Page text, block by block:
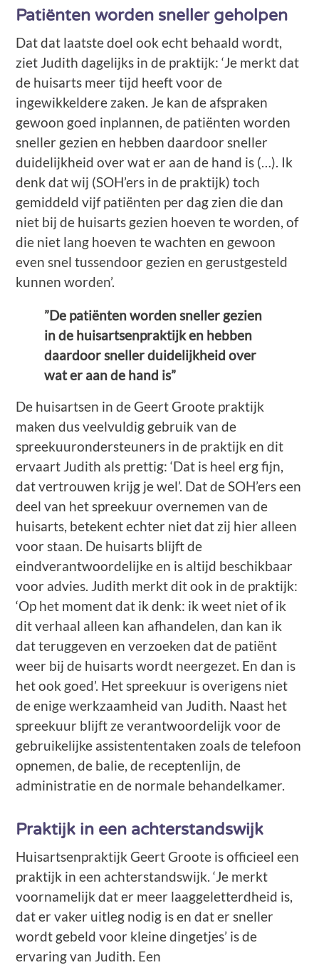
Patiënten worden sneller geholpen
Dat dat laatste doel ook echt behaald wordt,
ziet Judith dagelijks in de praktijk: ‘Je merkt dat
de huisarts meer tijd heeft voor de
ingewikkeldere zaken. Je kan de afspraken
gewoon goed inplannen, de patiënten worden
sneller gezien en hebben daardoor sneller
duidelijkheid over wat er aan de hand is (…). Ik
denk dat wij (SOH’ers in de praktijk) toch
gemiddeld vijf patiënten per dag zien die dan
niet bij de huisarts gezien hoeven te worden, of
die niet lang hoeven te wachten en gewoon
even snel tussendoor gezien en gerustgesteld
kunnen worden’.
”De patiënten worden sneller gezien
in de huisartsenpraktijk en hebben
daardoor sneller duidelijkheid over
wat er aan de hand is”
De huisartsen in de Geert Groote praktijk
maken dus veelvuldig gebruik van de
spreekuurondersteuners in de praktijk en dit
ervaart Judith als prettig: ‘Dat is heel erg fijn,
dat vertrouwen krijg je wel’. Dat de SOH’ers een
deel van het spreekuur overnemen van de
huisarts, betekent echter niet dat zij hier alleen
voor staan. De huisarts blijft de
eindverantwoordelijke en is altijd beschikbaar
voor advies. Judith merkt dit ook in de praktijk:
‘Op het moment dat ik denk: ik weet niet of ik
dit verhaal alleen kan afhandelen, dan kan ik
dat teruggeven en verzoeken dat de patiënt
weer bij de huisarts wordt neergezet. En dan is
het ook goed’. Het spreekuur is overigens niet
de enige werkzaamheid van Judith. Naast het
spreekuur blijft ze verantwoordelijk voor de
gebruikelijke assistententaken zoals de telefoon
opnemen, de balie, de receptenlijn, de
administratie en de normale behandelkamer.
Praktijk in een achterstandswijk
Huisartsenpraktijk Geert Groote is officieel een
praktijk in een achterstandswijk. ‘Je merkt
voornamelijk dat er meer laaggeletterdheid is,
dat er vaker uitleg nodig is en dat er sneller
wordt gebeld voor kleine dingetjes’ is de
ervaring van Judith. Een